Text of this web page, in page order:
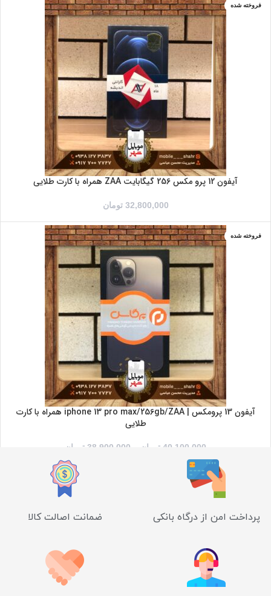
فروخته شده
آیفون 12 پرو مکس 256 گیگابایت ZAA همراه با کارت طلایی
32,800,000 تومان
فروخته شده
آیفون 13 پرومکس | iphone 13 pro max/256gb/ZAA همراه با کارت
طلایی
40,100,000 تومان 38,900,000 تومان
پرداخت امن از درگاه بانکی ضمانت اصالت کالا